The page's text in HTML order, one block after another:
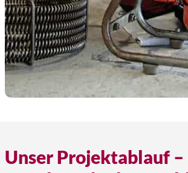
Unser Projektablauf –